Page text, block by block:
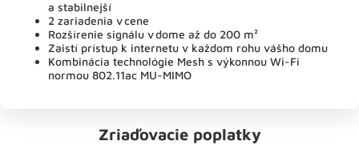
a stabilnejší
2 zariadenia v cene
Rozšírenie signálu v dome až do 200 m²
Zaistí prístup k internetu v každom rohu vášho domu
Kombinácia technológie Mesh s výkonnou Wi-Fi
normou 802.11ac MU-MIMO
Zriaďovacie poplatky